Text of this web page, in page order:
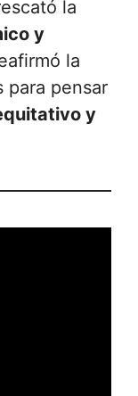
la
y
la
para pensar
y